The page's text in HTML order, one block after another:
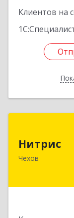
Клиентов на
Нитрис
Чехов
142350,
Столбовая